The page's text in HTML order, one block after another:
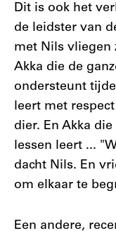
Dit is ook het
de leidster van
met Nils vliegen
Akka die de
ondersteunt
leert met
dier. En Akka
lessen leert ...
dacht Nils. En
om elkaar te
Een andere,